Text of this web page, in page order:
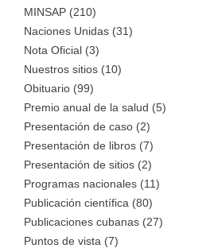
MINSAP (210)
Naciones Unidas (31)
Nota Oficial (3)
Nuestros sitios (10)
Obituario (99)
Premio anual de la salud (5)
Presentación de caso (2)
Presentación de libros (7)
Presentación de sitios (2)
Programas nacionales (11)
Publicación científica (80)
Publicaciones cubanas (27)
Puntos de vista (7)